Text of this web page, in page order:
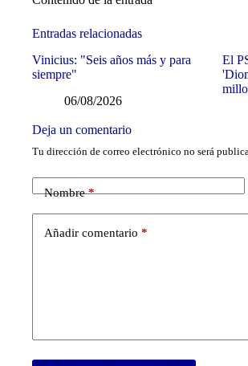
Entradas relacionadas
Vinicius: "Seis años más y para
siempre"
06/08/2026
El
Deja un comentario
Tu dirección de correo electrónico no será
Nombre*
Añadir comentario *